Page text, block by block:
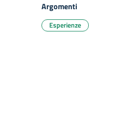
Argomenti
Esperienze